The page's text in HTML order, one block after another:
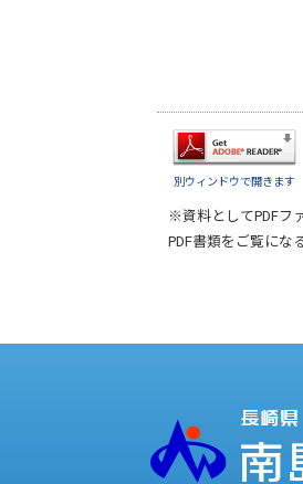
別ウィンドウで開きます
※資料としてPDFフ
PDF書類をご覧にな